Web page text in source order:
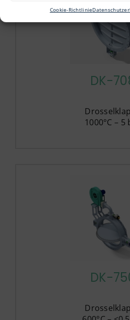
Cookie-Richtlinie
DK-
1000°C – 5
DK-